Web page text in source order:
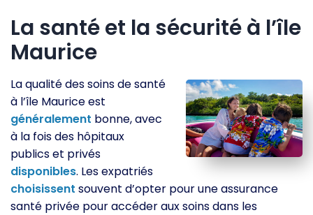
La santé et la sécurité à l’île
Maurice
La qualité des soins de santé
à l’île Maurice est
généralement bonne, avec
à la fois des hôpitaux
publics et privés
disponibles. Les expatriés
choisissent souvent d’opter pour une assurance
santé privée pour accéder aux soins dans les